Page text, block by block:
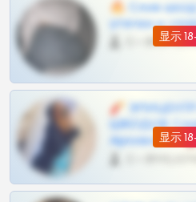
显示
🔥 Слив шкод
утечки и
显示
🧨 ЭПИЦЕНТР
ШКОДОВ
Архивов ТГ